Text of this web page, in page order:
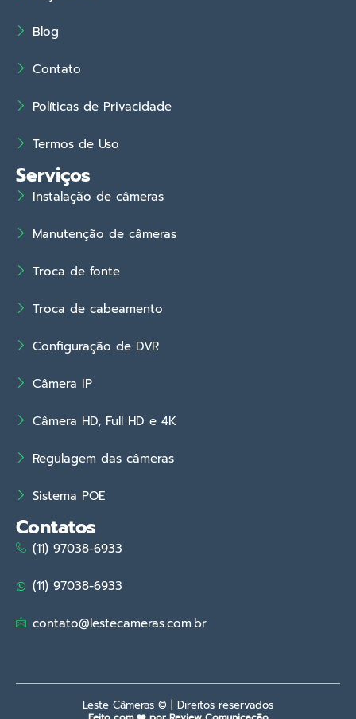
Blog
Contato
Políticas de Privacidade
Termos de Uso
Serviços
Instalação de câmeras
Manutenção de câmeras
Troca de fonte
Troca de cabeamento
Configuração de DVR
Câmera IP
Câmera HD, Full HD e 4K
Regulagem das câmeras
Sistema POE
Contatos
(11) 97038-6933
(11) 97038-6933
contato@lestecameras.com.br
Leste Câmeras © | Direitos reservados